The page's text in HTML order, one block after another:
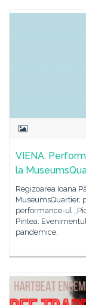
VIENA.
la
Regizoarea Ioana
MuseumsQuartier,
performance-ul
Pintea.
pandemice,